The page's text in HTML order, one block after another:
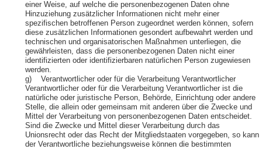
einer Weise, auf welche die personenbezogenen Daten ohne
Hinzuziehung zusätzlicher Informationen nicht mehr einer
spezifischen betroffenen Person zugeordnet werden können, sofern
diese zusätzlichen Informationen gesondert aufbewahrt werden und
technischen und organisatorischen Maßnahmen unterliegen, die
gewährleisten, dass die personenbezogenen Daten nicht einer
identifizierten oder identifizierbaren natürlichen Person zugewiesen
werden.
g) Verantwortlicher oder für die Verarbeitung Verantwortlicher
Verantwortlicher oder für die Verarbeitung Verantwortlicher ist die
natürliche oder juristische Person, Behörde, Einrichtung oder andere
Stelle, die allein oder gemeinsam mit anderen über die Zwecke und
Mittel der Verarbeitung von personenbezogenen Daten entscheidet.
Sind die Zwecke und Mittel dieser Verarbeitung durch das
Unionsrecht oder das Recht der Mitgliedstaaten vorgegeben, so kann
der Verantwortliche beziehungsweise können die bestimmten